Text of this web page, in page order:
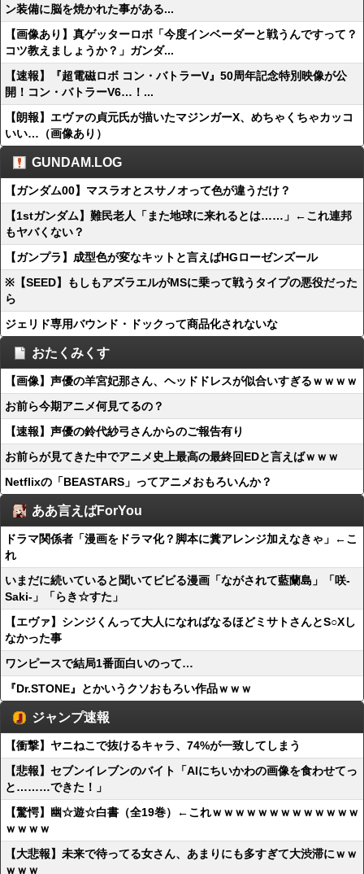
ン装備に脳を焼かれた事がある...
【画像あり】真ゲッターロボ「今度インベーダーと戦うんですって？
コツ教えましょうか？」ガンダ...
【速報】『超電磁ロボ コン・バトラーV』50周年記念特別映像が公
開！コン・バトラーV6…！...
【朗報】エヴァの貞元氏が描いたマジンガーX、めちゃくちゃカッコ
いい…（画像あり）
GUNDAM.LOG
【ガンダム00】マスラオとスサノオって色が違うだけ？
【1stガンダム】難民老人「また地球に来れるとは……」←これ連邦
もヤバくない？
【ガンプラ】成型色が変なキットと言えばHGローゼンズール
※【SEED】もしもアズラエルがMSに乗って戦うタイプの悪役だった
ら
ジェリド専用バウンド・ドックって商品化されないな
おたくみくす
【画像】声優の羊宮妃那さん、ヘッドドレスが似合いすぎるｗｗｗｗ
お前ら今期アニメ何見てるの？
【速報】声優の鈴代紗弓さんからのご報告有り
お前らが見てきた中でアニメ史上最高の最終回EDと言えばｗｗｗ
Netflixの「BEASTARS」ってアニメおもろいんか？
ああ言えばForYou
ドラマ関係者「漫画をドラマ化？脚本に糞アレンジ加えなきゃ」←こ
れ
いまだに続いていると聞いてビビる漫画「ながされて藍蘭島」「咲-
Saki-」「らき☆すた」
【エヴァ】シンジくんって大人になればなるほどミサトさんとS○Xし
なかった事
ワンピースで結局1番面白いのって…
『Dr.STONE』とかいうクソおもろい作品ｗｗｗ
ジャンプ速報
【衝撃】ヤニねこで抜けるキャラ、74%が一致してしまう
【悲報】セブンイレブンのバイト「AIにちいかわの画像を食わせてっ
と………できた！」
【驚愕】幽☆遊☆白書（全19巻）←これｗｗｗｗｗｗｗｗｗｗｗｗｗ
ｗｗｗｗ
【大悲報】未来で待ってる女さん、あまりにも多すぎて大渋滞にｗｗ
ｗｗｗ